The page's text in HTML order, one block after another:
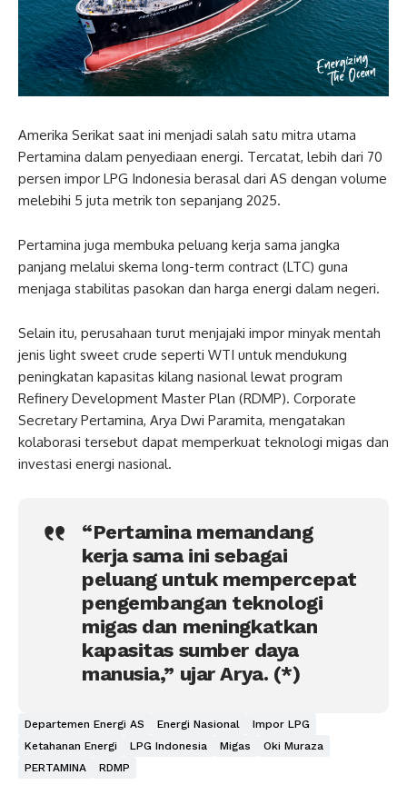
Amerika Serikat saat ini menjadi salah satu mitra utama
Pertamina dalam penyediaan energi. Tercatat, lebih dari 70
persen impor LPG Indonesia berasal dari AS dengan volume
melebihi 5 juta metrik ton sepanjang 2025.
Pertamina juga membuka peluang kerja sama jangka
panjang melalui skema long-term contract (LTC) guna
menjaga stabilitas pasokan dan harga energi dalam negeri.
Selain itu, perusahaan turut menjajaki impor minyak mentah
jenis light sweet crude seperti WTI untuk mendukung
peningkatan kapasitas kilang nasional lewat program
Refinery Development Master Plan (RDMP). Corporate
Secretary Pertamina, Arya Dwi Paramita, mengatakan
kolaborasi tersebut dapat memperkuat teknologi migas dan
investasi energi nasional.
“Pertamina memandang
kerja sama ini sebagai
peluang untuk mempercepat
pengembangan teknologi
migas dan meningkatkan
kapasitas sumber daya
manusia,” ujar Arya. (*)
Departemen Energi AS Energi Nasional
Impor LPG
Ketahanan Energi
LPG Indonesia Migas
Oki Muraza
PERTAMINA
RDMP